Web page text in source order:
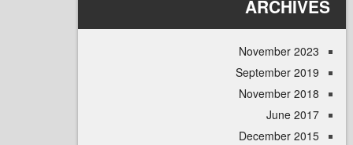
November
September
November
June
December